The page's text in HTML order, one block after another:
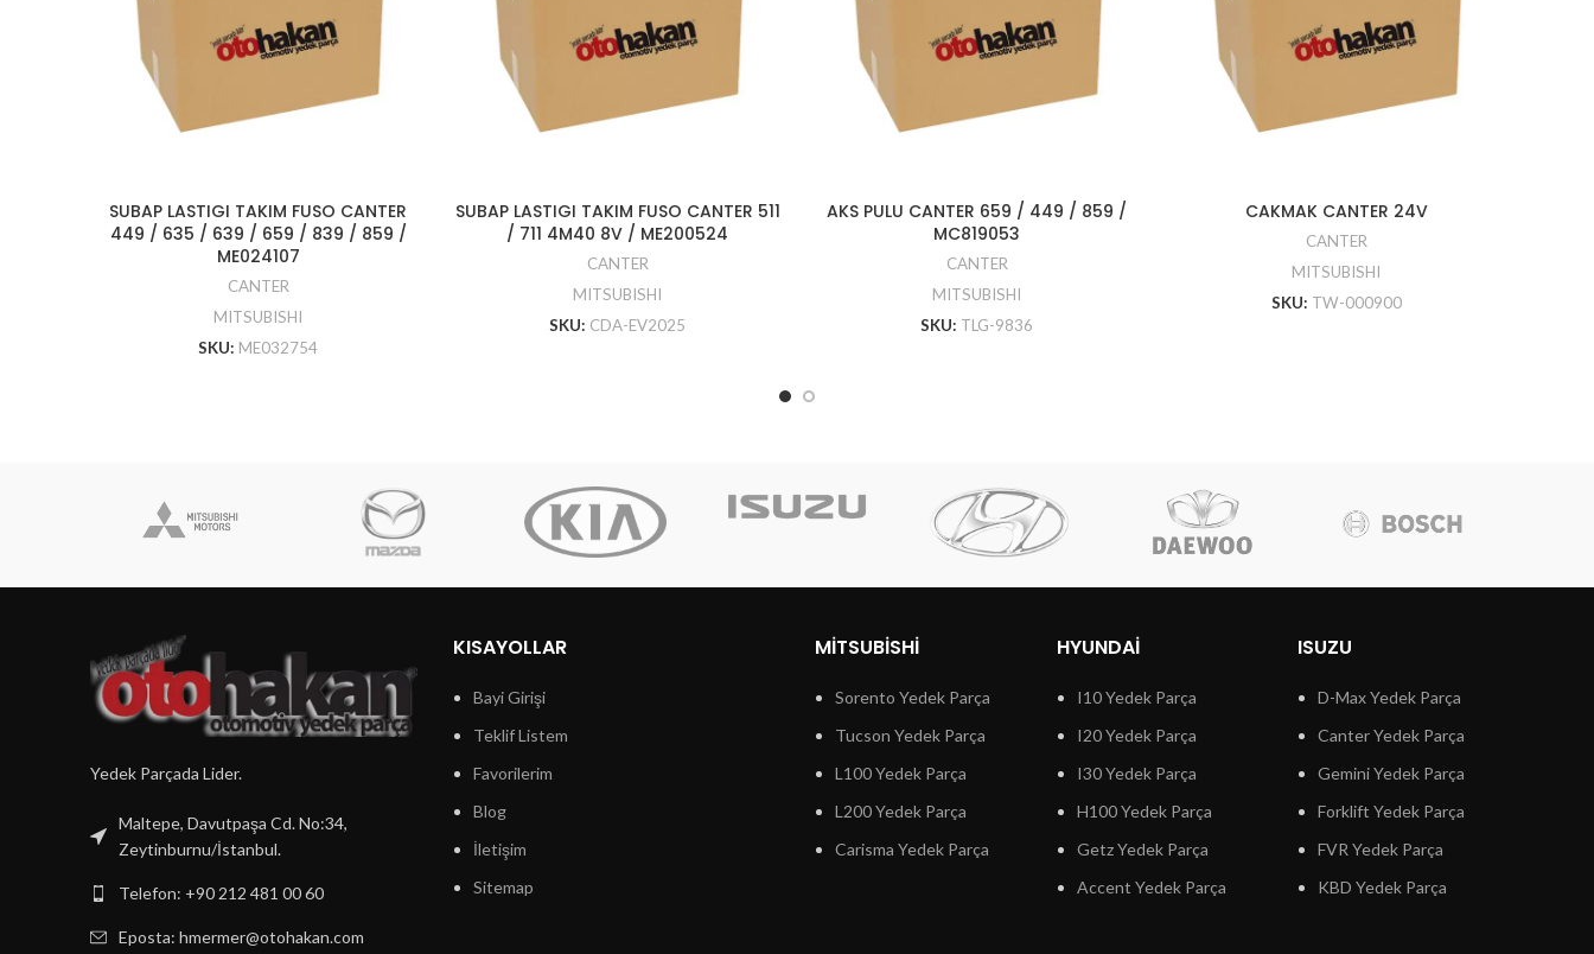
SUBAP LASTIGI TAKIM FUSO CANTER
449 / 635 / 639 / 659 / 839 / 859 /
ME024107
CANTER
MITSUBISHI
SKU: ME032754
SUBAP LASTIGI TAKIM FUSO CANTER 511
/ 711 4M40 8V / ME200524
CANTER
MITSUBISHI
SKU: CDA-EV2025
AKS PULU CANTER 659 / 449 / 859 /
MC819053
CANTER
MITSUBISHI
SKU: TLG-9836
CAKMAK CANTER 24V
CANTER
MITSUBISHI
SKU: TW-000900
Yedek Parçada Lider.
Maltepe, Davutpaşa Cd. No:34,
Zeytinburnu/İstanbul.
Telefon: +90 212 481 00 60
Eposta: hmermer@otohakan.com
KISAYOLLAR
Bayi Girişi
Teklif Listem
Favorilerim
Blog
İletişim
Sitemap
MITSUBISHI
Sorento Yedek Parça
Tucson Yedek Parça
L100 Yedek Parça
L200 Yedek Parça
Carisma Yedek Parça
HYUNDAI
I10 Yedek Parça
I20 Yedek Parça
I30 Yedek Parça
H100 Yedek Parça
Getz Yedek Parça
Accent Yedek Parça
ISUZU
D-Max Yedek Parça
Canter Yedek Parça
Gemini Yedek Parça
Forklift Yedek Parça
FVR Yedek Parça
KBD Yedek Parça